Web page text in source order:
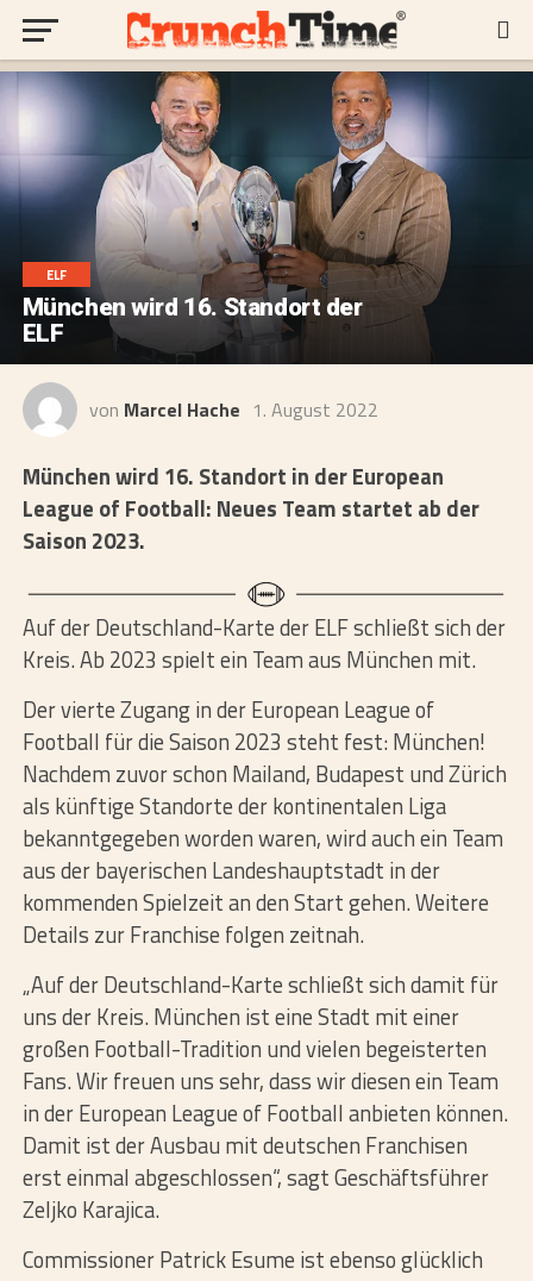
ELF
München wird 16. Standort der
ELF
von Marcel Hache 1. August 2022
München wird 16. Standort in der European
League of Football: Neues Team startet ab der
Saison 2023.
Auf der Deutschland-Karte der ELF schließt sich der
Kreis. Ab 2023 spielt ein Team aus München mit.
Der vierte Zugang in der European League of
Football für die Saison 2023 steht fest: München!
Nachdem zuvor schon Mailand, Budapest und Zürich
als künftige Standorte der kontinentalen Liga
bekanntgegeben worden waren, wird auch ein Team
aus der bayerischen Landeshauptstadt in der
kommenden Spielzeit an den Start gehen. Weitere
Details zur Franchise folgen zeitnah.
„Auf der Deutschland-Karte schließt sich damit für
uns der Kreis. München ist eine Stadt mit einer
großen Football-Tradition und vielen begeisterten
Fans. Wir freuen uns sehr, dass wir diesen ein Team
in der European League of Football anbieten können.
Damit ist der Ausbau mit deutschen Franchisen
erst einmal abgeschlossen“, sagt Geschäftsführer
Zeljko Karajica.
Commissioner Patrick Esume ist ebenso glücklich